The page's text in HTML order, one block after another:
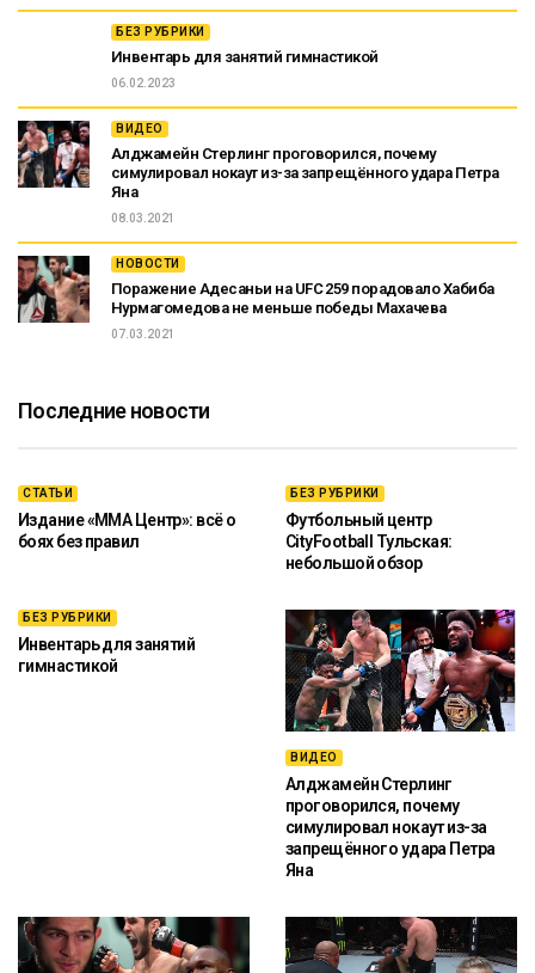
БЕЗ РУБРИКИ
Инвентарь для занятий гимнастикой
06.02.2023
ВИДЕО
Алджамейн Стерлинг проговорился, почему
симулировал нокаут из-за запрещённого удара Петра
Яна
08.03.2021
НОВОСТИ
Поражение Адесаньи на UFC 259 порадовало Хабиба
Нурмагомедова не меньше победы Махачева
07.03.2021
Последние новости
СТАТЬИ
Издание «ММА Центр»: всё о
боях без правил
БЕЗ РУБРИКИ
Футбольный центр
CityFootball Тульская:
небольшой обзор
БЕЗ РУБРИКИ
Инвентарь для занятий
гимнастикой
ВИДЕО
Алджамейн Стерлинг
проговорился, почему
симулировал нокаут из-за
запрещённого удара Петра
Яна